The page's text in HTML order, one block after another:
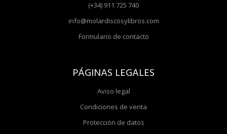
(+34) 911 725 740
info@molardiscosylibros.com
Formulario de contacto
PÁGINAS LEGALES
Aviso legal
Condiciones de venta
Protección de datos